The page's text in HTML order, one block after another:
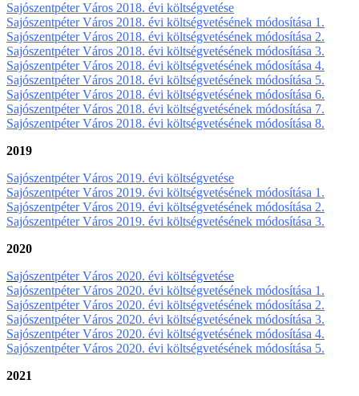
Sajószentpéter Város 2018. évi költségvetése
Sajószentpéter Város 2018. évi költségvetésének módosítása 1.
Sajószentpéter Város 2018. évi költségvetésének módosítása 2.
Sajószentpéter Város 2018. évi költségvetésének módosítása 3.
Sajószentpéter Város 2018. évi költségvetésének módosítása 4.
Sajószentpéter Város 2018. évi költségvetésének módosítása 5.
Sajószentpéter Város 2018. évi költségvetésének módosítása 6.
Sajószentpéter Város 2018. évi költségvetésének módosítása 7.
Sajószentpéter Város 2018. évi költségvetésének módosítása 8.
2019
Sajószentpéter Város 2019. évi költségvetése
Sajószentpéter Város 2019. évi költségvetésének módosítása 1.
Sajószentpéter Város 2019. évi költségvetésének módosítása 2.
Sajószentpéter Város 2019. évi költségvetésének módosítása 3.
2020
Sajószentpéter Város 2020. évi költségvetése
Sajószentpéter Város 2020. évi költségvetésének módosítása 1.
Sajószentpéter Város 2020. évi költségvetésének módosítása 2.
Sajószentpéter Város 2020. évi költségvetésének módosítása 3.
Sajószentpéter Város 2020. évi költségvetésének módosítása 4.
Sajószentpéter Város 2020. évi költségvetésének módosítása 5.
2021